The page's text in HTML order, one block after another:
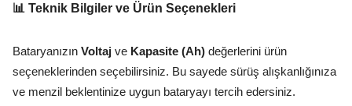
📊 Teknik Bilgiler ve Ürün Seçenekleri
Bataryanızın Voltaj ve Kapasite (Ah) değerlerini ürün
seçeneklerinden seçebilirsiniz. Bu sayede sürüş alışkanlığınıza
ve menzil beklentinize uygun bataryayı tercih edersiniz.